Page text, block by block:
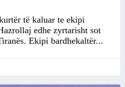
të kaluar te ekipi
edhe zyrtarisht sot
Ekipi bardhekaltër...